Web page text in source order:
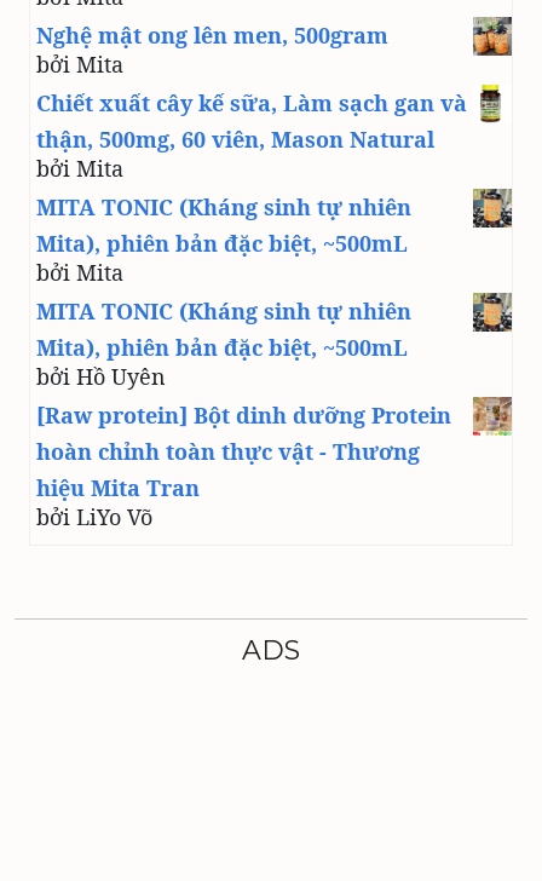
Nghệ mật ong lên men, 500gram
bởi Mita
Chiết xuất cây kế sữa, Làm sạch gan và
thận, 500mg, 60 viên, Mason Natural
bởi Mita
MITA TONIC (Kháng sinh tự nhiên
Mita), phiên bản đặc biệt, ~500mL
bởi Mita
MITA TONIC (Kháng sinh tự nhiên
Mita), phiên bản đặc biệt, ~500mL
bởi Hồ Uyên
[Raw protein] Bột dinh dưỡng Protein
hoàn chỉnh toàn thực vật - Thương
hiệu Mita Tran
bởi LiYo Võ
ADS